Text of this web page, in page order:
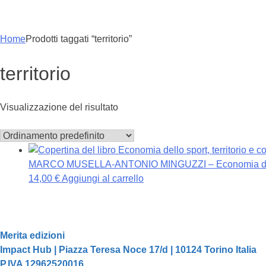
HomeProdotti taggati “territorio”
territorio
Visualizzazione del risultato
MARCO MUSELLA-ANTONIO MINGUZZI – Economia
14,00 €Aggiungi al carrello
Merita edizioni
Impact Hub | Piazza Teresa Noce 17/d | 10124 Torino Italia